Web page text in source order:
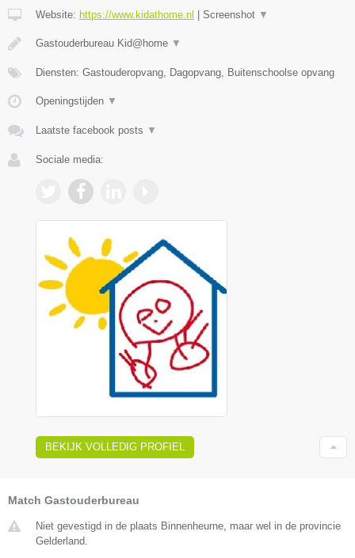
Website: https://www.kidathome.nl | Screenshot ▼
Gastouderbureau Kid@home ▼
Diensten: Gastouderopvang, Dagopvang, Buitenschoolse opvang
Openingstijden ▼
Laatste facebook posts ▼
Sociale media:
BEKIJK VOLLEDIG PROFIEL
Match Gastouderbureau
Niet gevestigd in de plaats Binnenheurne, maar wel in de provincie
Gelderland.